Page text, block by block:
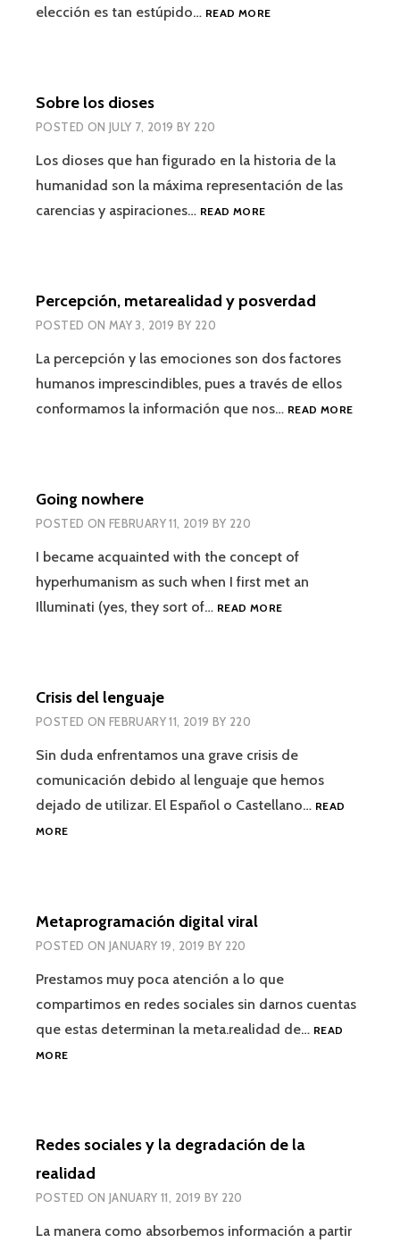
elección es tan estúpido… READ MORESOBRE
Sobre los dioses
POSTED ON JULY 7, 2019 BY 220
Los dioses que han figurado en la historia de la
humanidad son la máxima representación de las
carencias y aspiraciones… READ MORESOBRE
Percepción, metarealidad y posverdad
POSTED ON MAY 3, 2019 BY 220
La percepción y las emociones son dos factores
humanos imprescindibles, pues a través de ellos
conformamos la información que nos… READ MORE
Going nowhere
POSTED ON FEBRUARY 11, 2019 BY 220
I became acquainted with the concept of
hyperhumanism as such when I first met an
Illuminati (yes, they sort of… READ MOREGOING
Crisis del lenguaje
POSTED ON FEBRUARY 11, 2019 BY 220
Sin duda enfrentamos una grave crisis de
comunicación debido al lenguaje que hemos
dejado de utilizar. El Español o Castellano… READ
MORECRISIS
Metaprogramación digital viral
POSTED ON JANUARY 19, 2019 BY 220
Prestamos muy poca atención a lo que
compartimos en redes sociales sin darnos cuentas
que estas determinan la meta.realidad de… READ
MOREMETAPROGRAMACIÓN
Redes sociales y la degradación de la
realidad
POSTED ON JANUARY 11, 2019 BY 220
La manera como absorbemos información a partir